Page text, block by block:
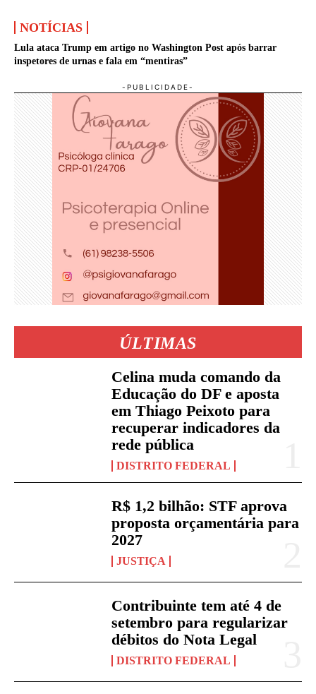
NOTÍCIAS
Lula ataca Trump em artigo no Washington Post após barrar
inspetores de urnas e fala em “mentiras”
ÚLTIMAS
Celina muda comando da
Educação do DF e aposta
em Thiago Peixoto para
recuperar indicadores da
rede pública
DISTRITO FEDERAL
R$ 1,2 bilhão: STF aprova
proposta orçamentária para
2027
JUSTIÇA
Contribuinte tem até 4 de
setembro para regularizar
débitos do Nota Legal
DISTRITO FEDERAL